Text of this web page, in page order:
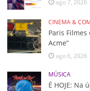
ago 7, 2026
CINEMA &
Paris Filmes
Acme”
ago 6, 2026
MÚSICA
É HOJE: Na